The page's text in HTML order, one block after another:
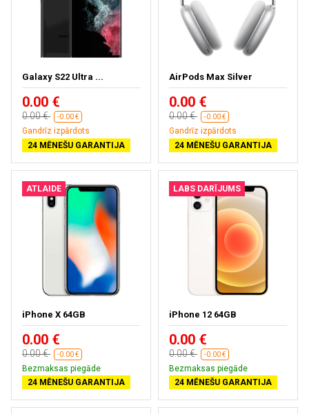
Galaxy S22 Ultra ...
0.00 €
0.00 € -0.00 €
Gandrīz izpārdots
24 MĒNEŠU GARANTIJA
AirPods Max Silver
0.00 €
0.00 € -0.00 €
Gandrīz izpārdots
24 MĒNEŠU GARANTIJA
ATLAIDE
iPhone X 64GB
0.00 €
0.00 € -0.00 €
Bezmaksas piegāde
24 MĒNEŠU GARANTIJA
LABS DARĪJUMS
iPhone 12 64GB
0.00 €
0.00 € -0.00 €
Bezmaksas piegāde
24 MĒNEŠU GARANTIJA